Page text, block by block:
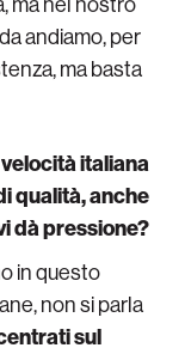
andiamo, per
ma basta
italiana
qualità, anche
dà pressione?
in questo
non si parla
sul